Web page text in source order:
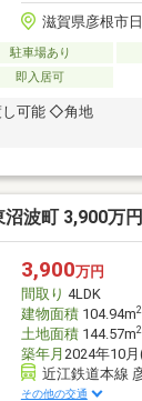
滋賀県彦根市
駐車場あり
即入居可
可能 ◇角地
波町 3,900万
3,900万円
間取り 4LDK
建物面積104.94m2
土地面積144.57m2
築年月 2024年10
近江鉄道本線
その他の交通